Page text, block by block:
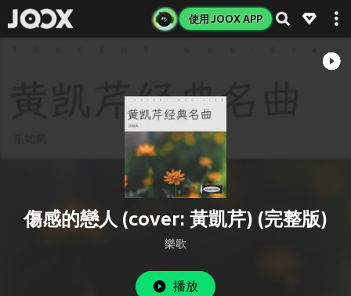
使用 JOOX APP
傷感的戀人 (cover: 黃凱芹) (完整版)
樂歌
播放